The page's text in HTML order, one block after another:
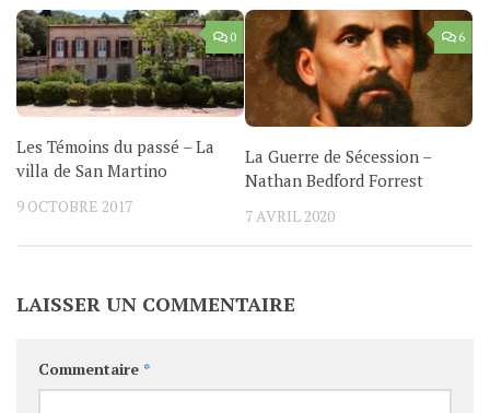
0
Les Témoins du passé – La
villa de San Martino
9 OCTOBRE 2017
6
La Guerre de Sécession –
Nathan Bedford Forrest
7 AVRIL 2020
LAISSER UN COMMENTAIRE
Commentaire *